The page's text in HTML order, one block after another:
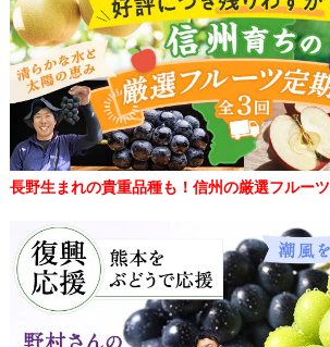
長野生まれの貴重品種も！信州の厳選フルーツ